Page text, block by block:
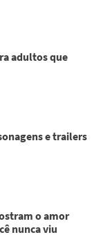
adultos que
e trailers
o amor
nunca viu